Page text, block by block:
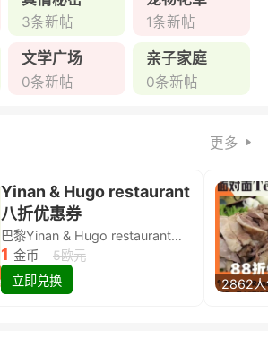
3条新帖 1条新帖
文学广场
0条新帖
亲子家庭
0条新帖
更多
Yinan & Hugo restaurant
八折优惠券
巴黎Yinan & Hugo restaurant除简餐类全场8折
1 金币
5欧元
立即兑换
2862